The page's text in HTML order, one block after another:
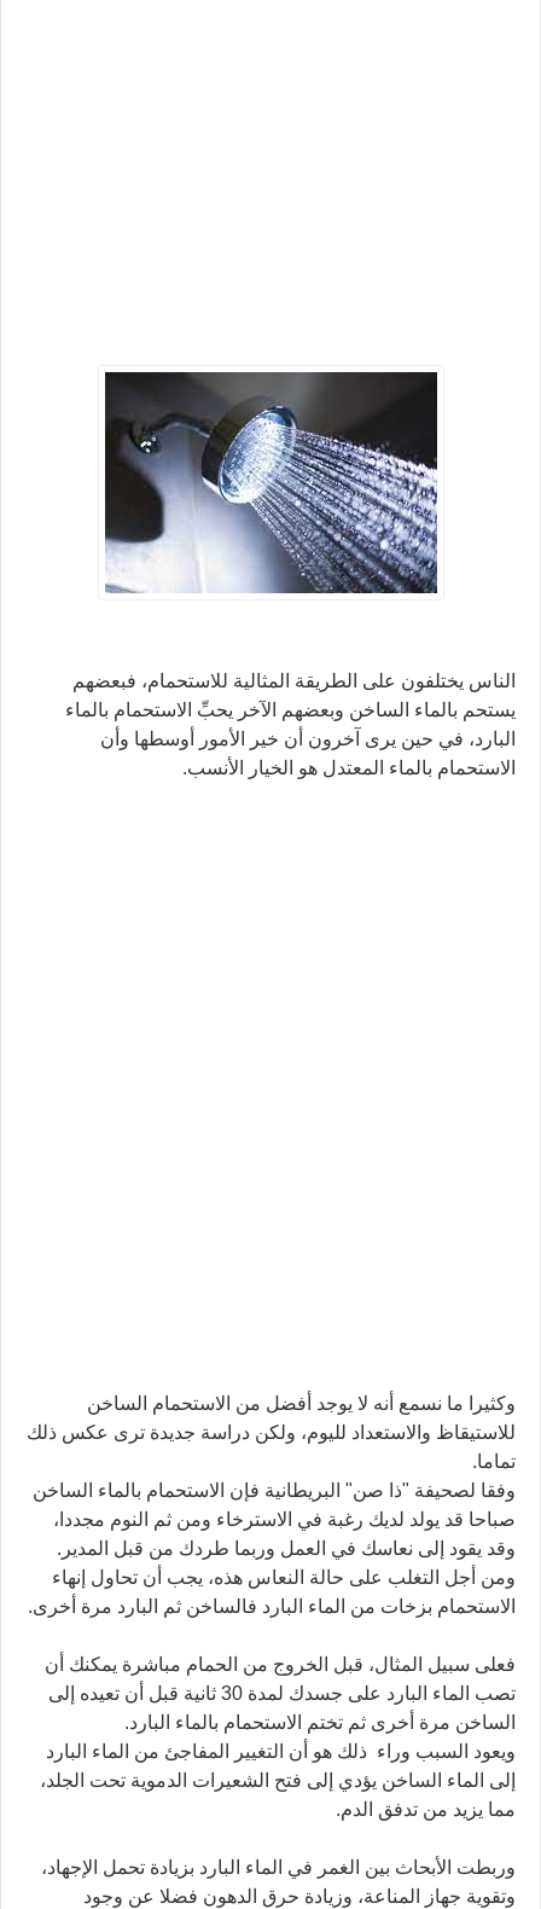
الناس يختلفون على الطريقة المثالية للاستحمام، فبعضهم
يستحم بالماء الساخن وبعضهم الآخر يحبِّ الاستحمام بالماء
البارد، في حين يرى آخرون أن خير الأمور أوسطها وأن
الاستحمام بالماء المعتدل هو الخيار الأنسب.
وكثيرا ما نسمع أنه لا يوجد أفضل من الاستحمام الساخن
للاستيقاظ والاستعداد لليوم، ولكن دراسة جديدة ترى عكس ذلك
تماما.
وفقا لصحيفة "ذا صن" البريطانية فإن الاستحمام بالماء الساخن
صباحا قد يولد لديك رغبة في الاسترخاء ومن ثم النوم مجددا،
وقد يقود إلى نعاسك في العمل وربما طردك من قبل المدير.
ومن أجل التغلب على حالة النعاس هذه، يجب أن تحاول إنهاء
الاستحمام بزخات من الماء البارد فالساخن ثم البارد مرة أخرى.
فعلى سبيل المثال، قبل الخروج من الحمام مباشرة يمكنك أن
تصب الماء البارد على جسدك لمدة 30 ثانية قبل أن تعيده إلى
الساخن مرة أخرى ثم تختم الاستحمام بالماء البارد.
ويعود السبب وراء ذلك هو أن التغيير المفاجئ من الماء البارد
إلى الماء الساخن يؤدي إلى فتح الشعيرات الدموية تحت الجلد،
مما يزيد من تدفق الدم.
وربطت الأبحاث بين الغمر في الماء البارد بزيادة تحمل الإجهاد،
وتقوية جهاز المناعة، وزيادة حرق الدهون فضلا عن وجود